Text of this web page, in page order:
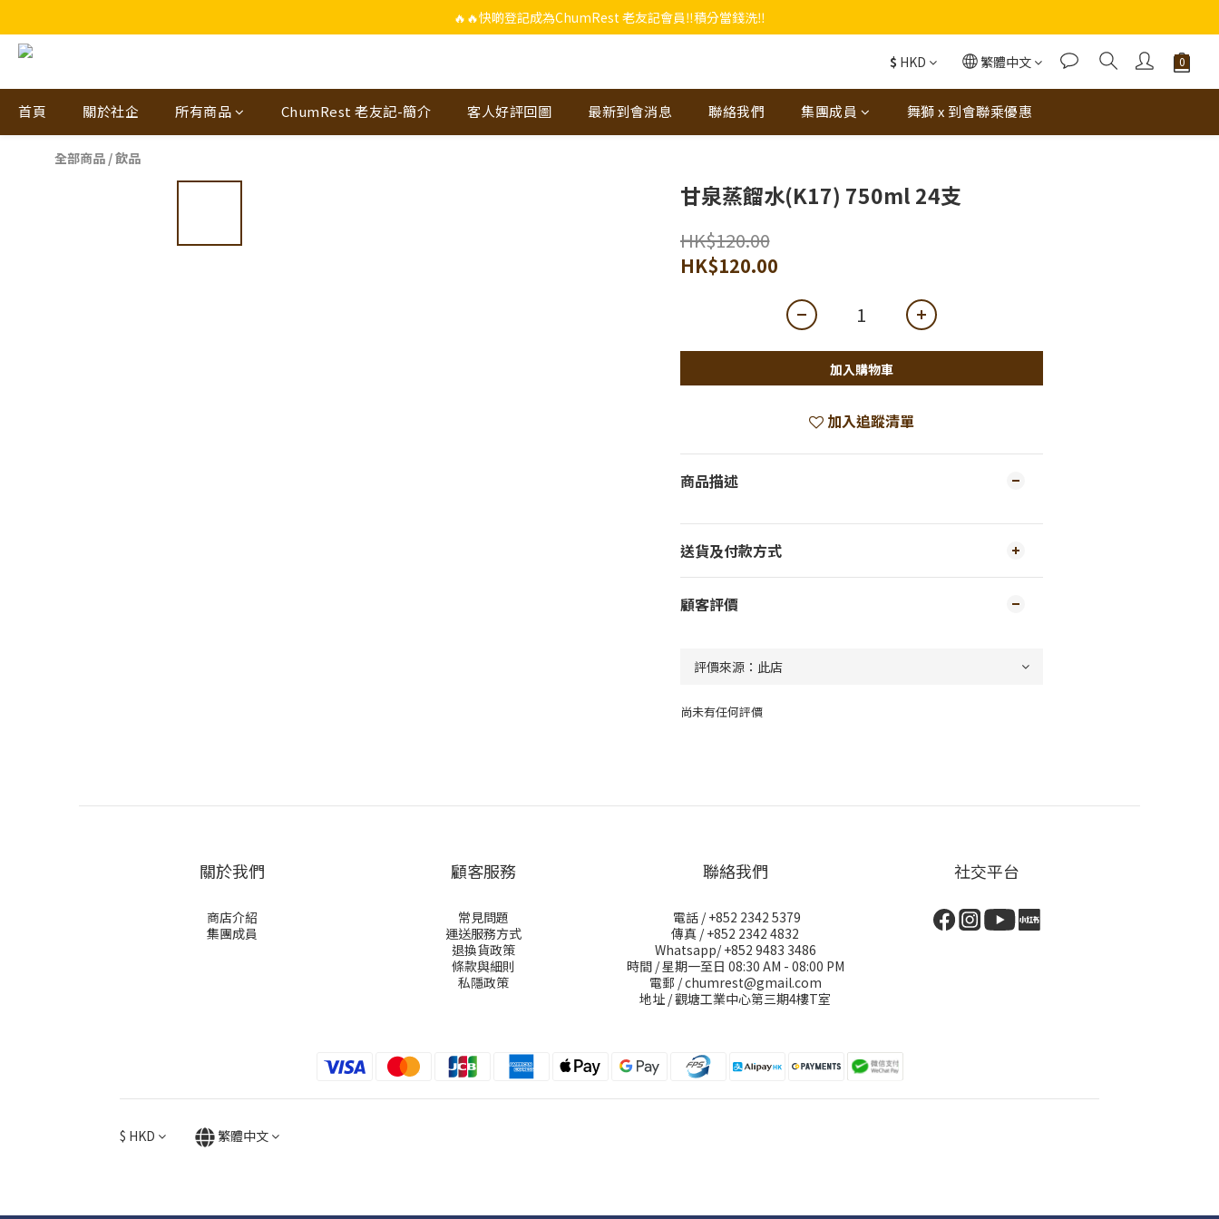
🔥🔥快啲登記成為ChumRest 老友記會員‼️積分當錢洗‼️
🔥🔥快啲登記成為ChumRest 老友記會員‼️積分當錢洗‼️
🎁🤩🤩超值優惠：網上下單選用~(銀行轉帳／FPS)為付款方式，滿$988 即可免費獲贈手工紫蘇雞皮蝦（6串）價值$288‼️
🔥🔥快啲登記成為ChumRest 老友記會員‼️積分當錢洗‼️
$ HKD 繁體中文
首頁 關於社企 所有商品 ChumRest 老友記-簡介 客人好評回圖 最新到會消息 聯絡我們 集團成員 舞獅 x 到會聯乘優惠
全部商品 /飲品
甘泉蒸餾水(K17) 750ml 24支
HK$120.00
HK$120.00
加入購物車
加入追蹤清單
商品描述
送貨及付款方式
顧客評價
尚未有任何評價
關於我們
商店介紹
集團成員
顧客服務
常見問題
運送服務方式
退換貨政策
條款與細則
私隱政策
聯絡我們
電話 / +852 2342 5379
傳真 / +852 2342 4832
Whatsapp/ +852 9483 3486
時間 / 星期一至日 08:30 AM - 08:00 PM
電郵 / chumrest@gmail.com
地址 / 觀塘工業中心第三期4樓T室
社交平台
$ HKD 繁體中文